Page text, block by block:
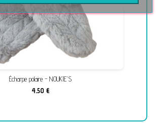
Écharpe polaire - NOUKIE'S
4,50 €